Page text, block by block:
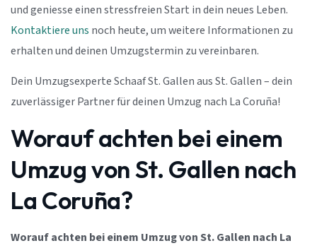
und geniesse einen stressfreien Start in dein neues Leben.
Kontaktiere uns noch heute, um weitere Informationen zu
erhalten und deinen Umzugstermin zu vereinbaren.
Dein Umzugsexperte Schaaf St. Gallen aus St. Gallen – dein
zuverlässiger Partner für deinen Umzug nach La Coruña!
Worauf achten bei einem
Umzug von St. Gallen nach
La Coruña?
Worauf achten bei einem Umzug von St. Gallen nach La